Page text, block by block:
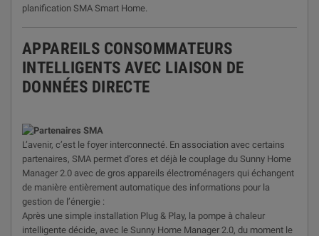
planification SMA Smart Home.
APPAREILS CONSOMMATEURS
INTELLIGENTS AVEC LIAISON DE
DONNÉES DIRECTE
L’avenir, c’est le foyer interconnecté. En association avec certains
partenaires, SMA permet d’ores et déjà le couplage du Sunny Home
Manager 2.0 avec de gros appareils électroménagers qui échangent
de manière entièrement automatique des informations pour la
gestion de l’énergie :
Après une simple installation Plug & Play, la pompe à chaleur
intelligente décide, avec le Sunny Home Manager 2.0, du moment le